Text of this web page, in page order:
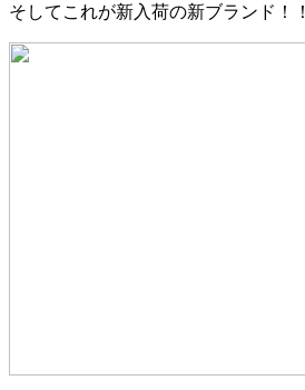
そしてこれが新入荷の新ブランド！！